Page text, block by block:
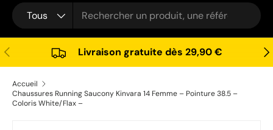
Recherche
Type de produit
Tous
Précédent Livraison gratuite dès 29,90 €
Accueil
Chaussures Running Saucony Kinvara 14 Femme – Pointure 38.5 –
Coloris White/Flax –